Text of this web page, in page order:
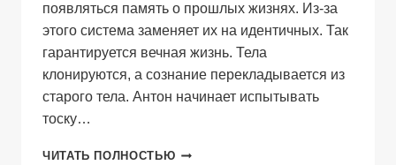
появляться память о прошлых жизнях. Из-за
этого система заменяет их на идентичных. Так
гарантируется вечная жизнь. Тела
клонируются, а сознание перекладывается из
старого тела. Антон начинает испытывать
тоску…
ЧИТАТЬ ПОЛНОСТЬЮ ДАЛЕКОЕ